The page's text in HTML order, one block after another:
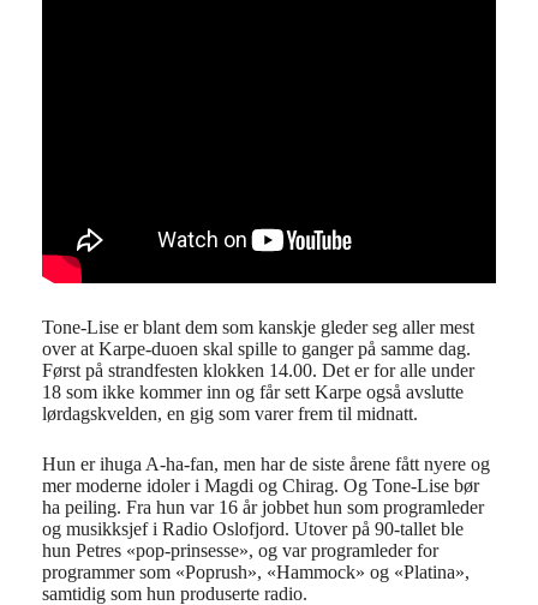
Tone-Lise er blant dem som kanskje gleder seg aller mest
over at Karpe-duoen skal spille to ganger på samme dag.
Først på strandfesten klokken 14.00. Det er for alle under
18 som ikke kommer inn og får sett Karpe også avslutte
lørdagskvelden, en gig som varer frem til midnatt.
Hun er ihuga A-ha-fan, men har de siste årene fått nyere og
mer moderne idoler i Magdi og Chirag. Og Tone-Lise bør
ha peiling. Fra hun var 16 år jobbet hun som programleder
og musikksjef i Radio Oslofjord. Utover på 90-tallet ble
hun Petres «pop-prinsesse», og var programleder for
programmer som «Poprush», «Hammock» og «Platina»,
samtidig som hun produserte radio.